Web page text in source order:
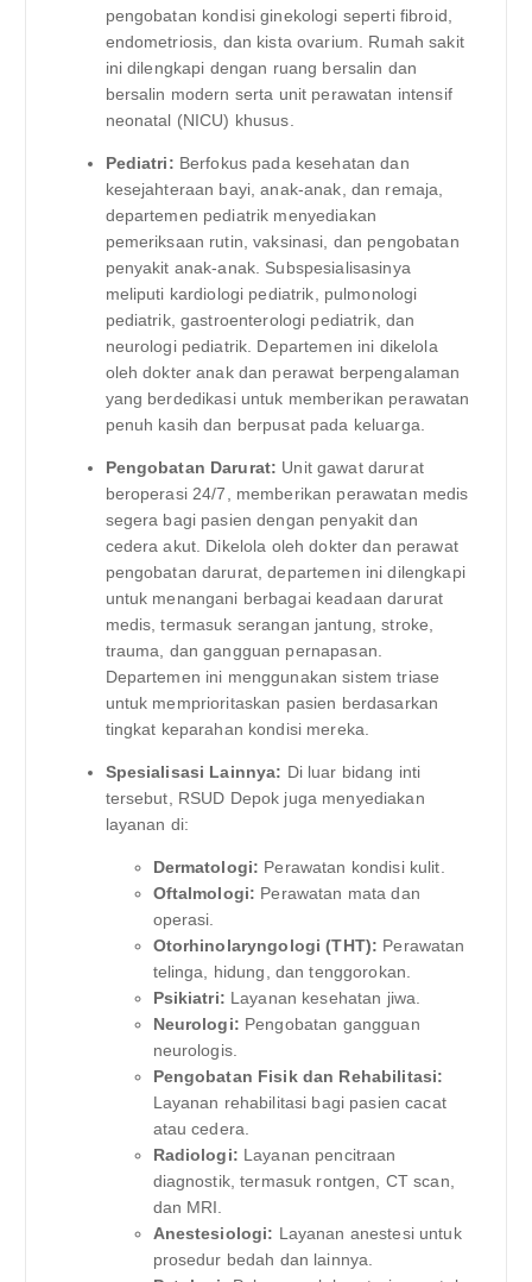
pengobatan kondisi ginekologi seperti fibroid,
endometriosis, dan kista ovarium. Rumah sakit
ini dilengkapi dengan ruang bersalin dan
bersalin modern serta unit perawatan intensif
neonatal (NICU) khusus.
Pediatri: Berfokus pada kesehatan dan
kesejahteraan bayi, anak-anak, dan remaja,
departemen pediatrik menyediakan
pemeriksaan rutin, vaksinasi, dan pengobatan
penyakit anak-anak. Subspesialisasinya
meliputi kardiologi pediatrik, pulmonologi
pediatrik, gastroenterologi pediatrik, dan
neurologi pediatrik. Departemen ini dikelola
oleh dokter anak dan perawat berpengalaman
yang berdedikasi untuk memberikan perawatan
penuh kasih dan berpusat pada keluarga.
Pengobatan Darurat: Unit gawat darurat
beroperasi 24/7, memberikan perawatan medis
segera bagi pasien dengan penyakit dan
cedera akut. Dikelola oleh dokter dan perawat
pengobatan darurat, departemen ini dilengkapi
untuk menangani berbagai keadaan darurat
medis, termasuk serangan jantung, stroke,
trauma, dan gangguan pernapasan.
Departemen ini menggunakan sistem triase
untuk memprioritaskan pasien berdasarkan
tingkat keparahan kondisi mereka.
Spesialisasi Lainnya: Di luar bidang inti
tersebut, RSUD Depok juga menyediakan
layanan di:
Dermatologi: Perawatan kondisi kulit.
Oftalmologi: Perawatan mata dan
operasi.
Otorhinolaryngologi (THT): Perawatan
telinga, hidung, dan tenggorokan.
Psikiatri: Layanan kesehatan jiwa.
Neurologi: Pengobatan gangguan
neurologis.
Pengobatan Fisik dan Rehabilitasi:
Layanan rehabilitasi bagi pasien cacat
atau cedera.
Radiologi: Layanan pencitraan
diagnostik, termasuk rontgen, CT scan,
dan MRI.
Anestesiologi: Layanan anestesi untuk
prosedur bedah dan lainnya.